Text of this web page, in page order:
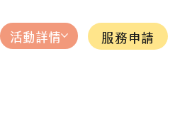
活動詳情 服務申請